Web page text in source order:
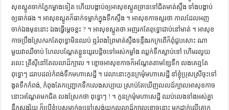
សុខ​ស្លូត​ចាក់​ភ្នែក​ម្ខាង​ទៀត​ ហើយ​បង្គាប់​ឲ្យ​អា​សុខ​ស្លូត​ច្រាន​ទៅ​ជិត​មាត់​ស្ទឹង​ ទាំង​បង្គាប់​
ឲ្យ​ធាក់​ផង ។ អា​សុខ​ស្លូត​ក៏​ធាក់​ទម្លាក់​ក្នុង​ទឹក​ស្ទឹង ។ អា​សុខ​កាច​សួរ​ថា កាល​ដែល​អញ​
ចាក់​ឯង​មុន​នោះ​ ឯង​ធ្វើ​ម្ដេច​ខ្លះ ? ។ អា​សុខ​ស្លូត​ថា អញ​រក​តែ​ពុទ្ធោ​ជាប់​នៅ​មាត់ ។ អា​សុខ​
កាច​ប្រឹង​ស្រែក​រក​តែ​ពុទ្ធោ​មិន​ឈប់​ ឮ​រំពង​ព្រៃ​មាត់​ស្ទឹង​ទន្ទឹង​រក​ក្រពើ​ក៏​ពុំ​ជួប​សោះ​ ណា​
មួយ​វា​ឈឺ​ចាប់​ ហែល​បណ្ដែត​ខ្លួន​យូរ​បន្តិច​ទៅ​អស់​កម្លាំង​ ឈ្លក់​ទឹក​ស្លាប់​ទៅ​ ហើម​រលួយ​
រលេះ​ ត្រី​ស៊ី​នៅ​តែ​លលាដ៏​ក្បាល ។ ខ្មោច​អា​សុខ​កាច​ក៏​អណ្ដែត​តាម​ខ្សែ​ទឹក​ លង​គេ​ឮ​តែ​
ពុទ្ធោៗ​ ដរាប​ដល់​កំពង់​ទឹក​មហា​សេដ្ឋី ។ វេលា​នោះ​កូន​ក្រមុំ​មហា​សេដ្ឋី​ នាំ​ខ្ញុំ​ប្រុស​ស្រី​ចុះ​ទៅ​
ងូត​ទឹក​កំពង់, កំពុង​តែ​កញ្រ្ជោក​ទឹក​លេង​សប្បាយ​ ស្រាប់​តែ​ឃើញ​លលដ៍​ក្បាល​អា​សុខ​កាច​
នោះ​អណ្ដែត​មក​ជិត​ លង​ស្រែក​ថា ពុទ្ធោៗ ! ។ កូន​ក្រមុំ​មហា​សេដ្ឋី​ ឈប់​លេង​ទាំង​អស់​គ្នា​
នឹក​សង្ស័យ​ ក៏​ប្រើ​ខ្ញុំ​ប្រុស​ម្នាក់​ឲ្យ​ទៅ​ស្រង់​យក​លលាដ៍​ក្បាល​ខ្មោច​នោះ​ មក​ដាក់​លើ​គោក​